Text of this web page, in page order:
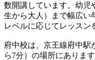
数開講しています。幼児
生から大人）まで幅広い
レベルに応じてレッスン
府中校は、京王線府中駅
ら7分）の場所にありま